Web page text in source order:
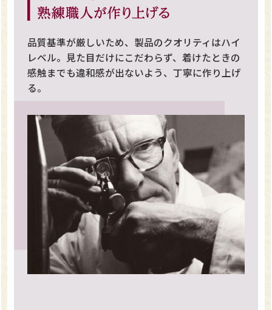
品質基準が厳しいため、製品のクオリティはハイ
レベル。見た目だけにこだわらず、着けたときの
感触までも違和感が出ないよう、丁寧に作り上げ
る。